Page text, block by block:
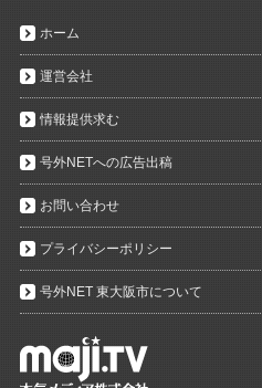
ホーム
運営会社
情報提供求む
号外NETへの広告出稿
お問い合わせ
プライバシーポリシー
号外NET 東大阪市について